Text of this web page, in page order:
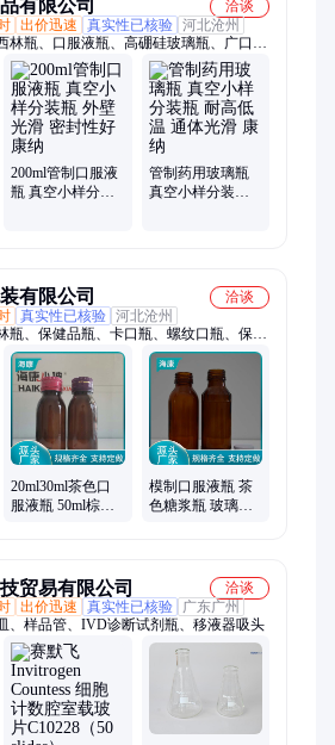
有限公司
洽谈
出价迅速 真实性已核验 河北沧州
林瓶、口服液瓶、高硼硅玻璃瓶、广口
、膏霜瓶、安瓿瓶
200ml管制口服液
瓶 真空小样分装
管制药用玻璃瓶
真空小样分装瓶
有限公司
洽谈
真实性已核验 河北沧州
瓶、保健品瓶、卡口瓶、螺纹口瓶、保健
瓶
20ml30ml茶色口
服液瓶 50ml棕色
模制口服液瓶 茶
色糖浆瓶 玻璃酵
贸易有限公司
洽谈
出价迅速 真实性已核验
广东广州
、样品管、IVD诊断试剂瓶、移液器吸头